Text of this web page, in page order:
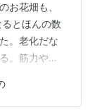
お花畑も、
とほんの数
。老化だな
。筋力や心
程度走れる